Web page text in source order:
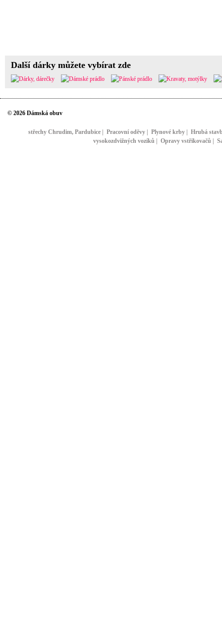
Další dárky můžete vybírat zde
© 2026 Dámská obuv
střechy Chrudim, Pardubice| Pracovní oděvy| Plynové krby| Hrubá
vysokozdvižných vozíků
Opravy vstřikovačů